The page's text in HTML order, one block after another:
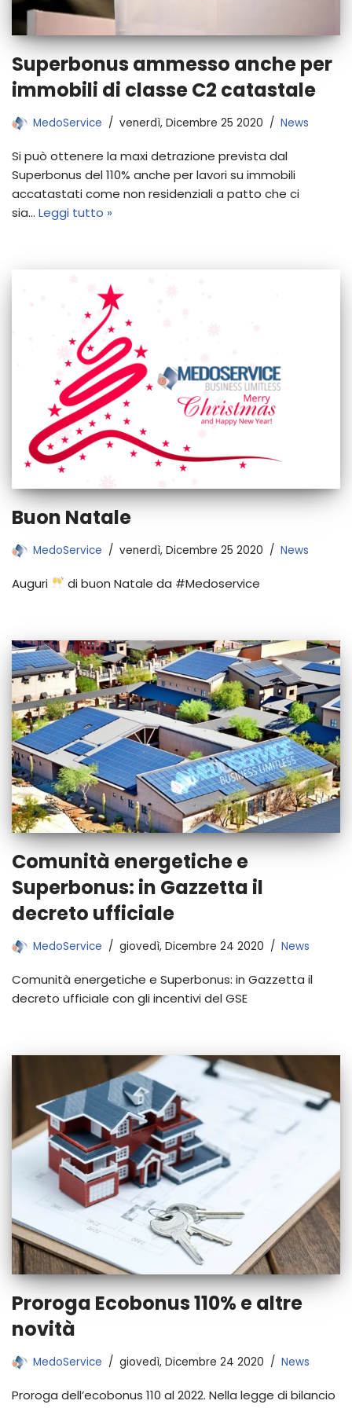
Superbonus ammesso anche per
immobili di classe C2 catastale
MedoService venerdì, Dicembre 25 2020 News
Si può ottenere la maxi detrazione prevista dal
Superbonus del 110% anche per lavori su immobili
accatastati come non residenziali a patto che ci
sia… Leggi tutto »
Buon Natale
MedoService venerdì, Dicembre 25 2020 News
Auguri di buon Natale da #Medoservice
Comunità energetiche e
Superbonus: in Gazzetta il
decreto ufficiale
MedoService giovedì, Dicembre 24 2020 News
Comunità energetiche e Superbonus: in Gazzetta il
decreto ufficiale con gli incentivi del GSE
Proroga Ecobonus 110% e altre
novità
MedoService giovedì, Dicembre 24 2020 News
Proroga dell’ecobonus 110 al 2022. Nella legge di bilancio